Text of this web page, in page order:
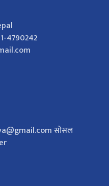
4790242
सोसल